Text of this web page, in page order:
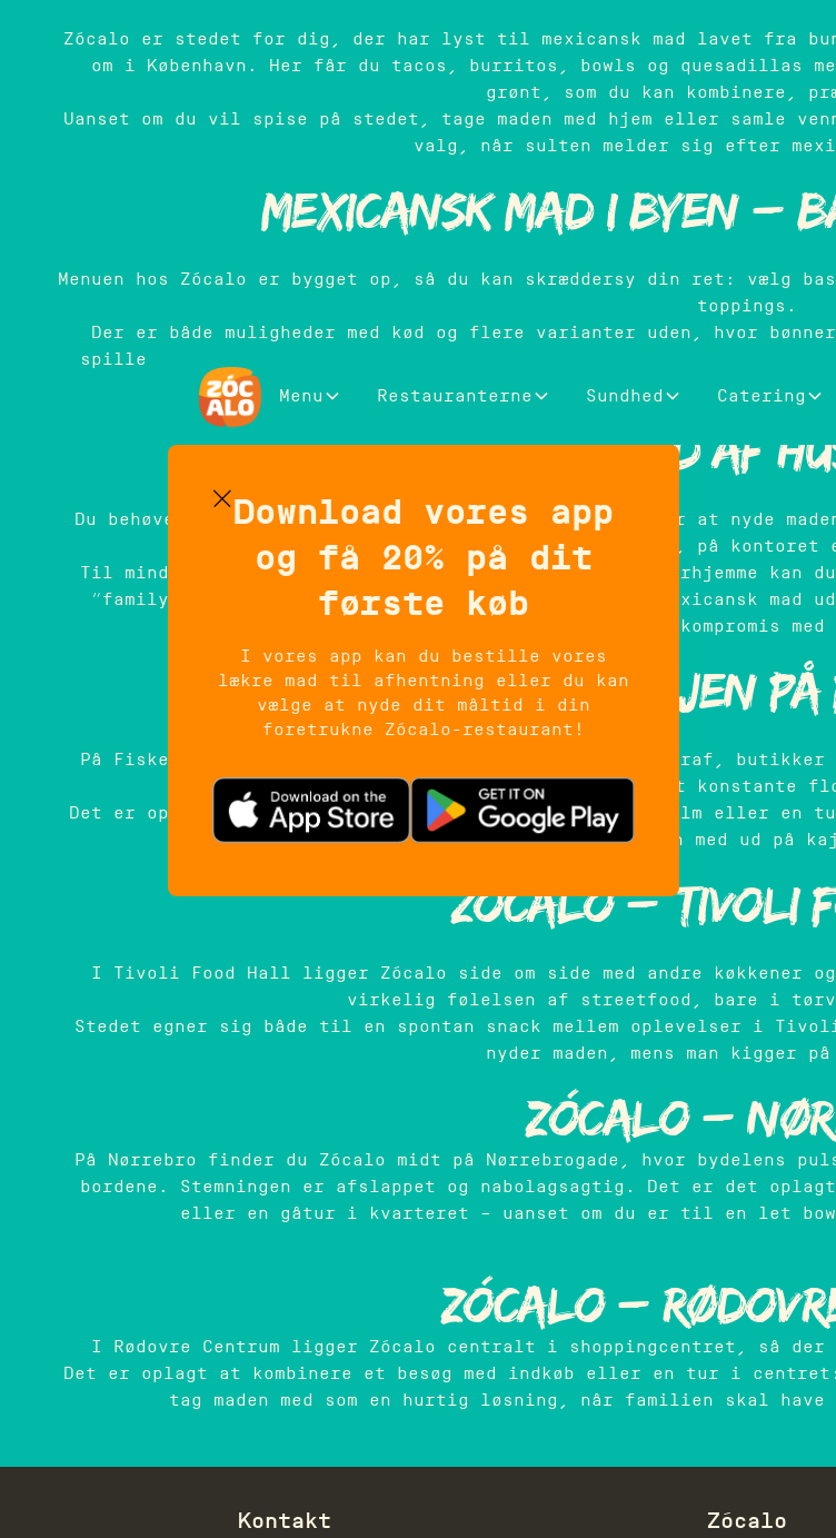
Menu Restauranterne Sundhed Catering
Download vores app
og få 20% på dit
første køb
I vores app kan du bestille vores
lækre mad til afhentning eller du kan
vælge at nyde dit måltid i din
foretrukne Zócalo-restaurant!
Zócalo er stedet for dig, der har lyst til mexicansk mad lavet fra
om i København. Her får du tacos, burritos, bowls og quesadillas
grønt, som du kan kombinere,
Uanset om du vil spise på stedet, tage maden med hjem eller samle
valg, når sulten melder sig efter
Mexicansk mad i byen –
Menuen hos Zócalo er bygget op, så du kan skræddersy din ret:
toppings.
Der er både muligheder med kød og flere varianter uden, hvor
spille hovedrollen. Det gør det enkelt for selskaber med blandede
passer til deres smag, uden at
Mexicansk mad ud af
Du behøver ikke altid blive siddende i restauranten for at nyde
tage den med hjem, på
Til mindre selskaber, møder eller hyggelige aftener derhjemme
“familystyle” ved bordet. Det er en nem måde at få mexicansk
madlavning, og uden at gå på kompromis
Zócalo – Kajen
På Fisketorvet finder du Zócalo ved kajen, tæt på biograf, butikker
udsigt til havnen og det konstante
Det er oplagt at kombinere et besøg med shopping, en film eller
burrito‑menu eller snup maden med ud
Zócalo – Tivoli
I Tivoli Food Hall ligger Zócalo side om side med andre køkkener
virkelig følelsen af streetfood, bare i
Stedet egner sig både til en spontan snack mellem oplevelser i
nyder maden, mens man
Zócalo –
På Nørrebro finder du Zócalo midt på Nørrebrogade, hvor bydelens
bordene. Stemningen er afslappet og nabolagsagtig. Det er det
eller en gåtur i kvarteret – uanset om du er til en let
Zócalo –
I Rødovre Centrum ligger Zócalo centralt i shoppingcentret, så
Det er oplagt at kombinere et besøg med indkøb eller en tur i
tag maden med som en hurtig løsning, når familien skal
Kontakt Zócalo